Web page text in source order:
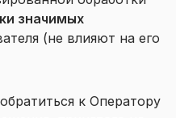
значимых
(не влияют на его
к Оператору